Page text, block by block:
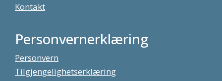
Kontakt
Personvernerklæring
Personvern
Tilgjengelighetserklæring